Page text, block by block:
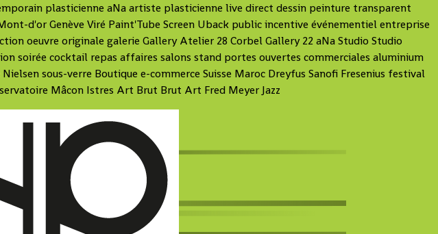
plasticienne aNa artiste plasticienne live direct dessin peinture transparent
d'or Genève Viré Paint'Tube Screen Uback public incentive événementiel entreprise
oeuvre originale galerie Gallery Atelier 28 Corbel Gallery 22 aNa Studio Studio
soirée cocktail repas affaires salons stand portes ouvertes commerciales aluminium
sous-verre Boutique e-commerce Suisse Maroc Dreyfus Sanofi Fresenius festival
Mâcon Istres Art Brut Brut Art Fred Meyer Jazz